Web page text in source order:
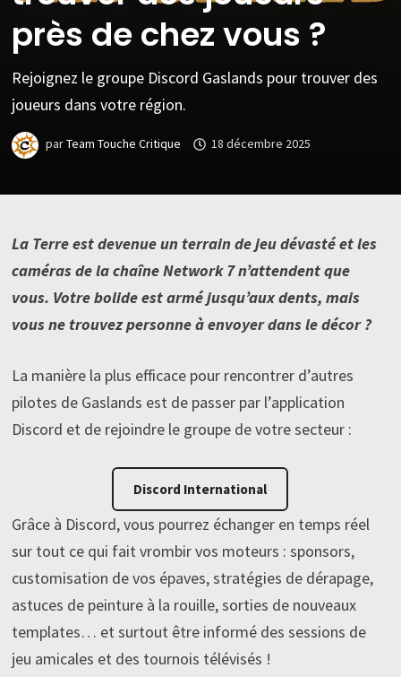
près de chez vous ?
Rejoignez le groupe Discord Gaslands pour trouver des
joueurs dans votre région.
parTeam Touche Critique 18 décembre 2025
La Terre est devenue un terrain de jeu dévasté et les
caméras de la chaîne Network 7 n’attendent que
vous. Votre bolide est armé jusqu’aux dents, mais
vous ne trouvez personne à envoyer dans le décor ?
La manière la plus efficace pour rencontrer d’autres
pilotes de Gaslands est de passer par l’application
Discord et de rejoindre le groupe de votre secteur :
Discord International
Grâce à Discord, vous pourrez échanger en temps réel
sur tout ce qui fait vrombir vos moteurs : sponsors,
customisation de vos épaves, stratégies de dérapage,
astuces de peinture à la rouille, sorties de nouveaux
templates… et surtout être informé des sessions de
jeu amicales et des tournois télévisés !